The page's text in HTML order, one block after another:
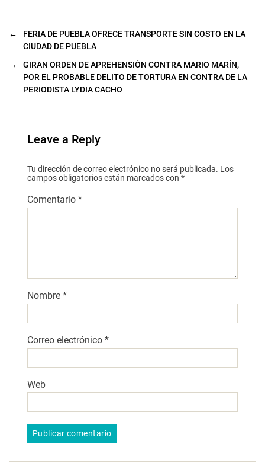
←
FERIA DE PUEBLA OFRECE TRANSPORTE SIN COSTO EN LA
CIUDAD DE PUEBLA
→
GIRAN ORDEN DE APREHENSIÓN CONTRA MARIO MARÍN,
POR EL PROBABLE DELITO DE TORTURA EN CONTRA DE LA
PERIODISTA LYDIA CACHO
Leave a Reply
Tu dirección de correo electrónico no será publicada. Los
campos obligatorios están marcados con *
Comentario *
Nombre *
Correo electrónico *
Web